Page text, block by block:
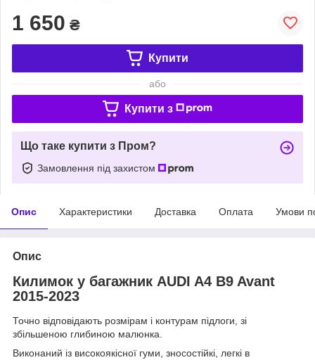
1 650 ₴
Купити
або
Купити з
Що таке купити з Пром?
Замовлення під захистом
Опис Характеристики Доставка Оплата Умови
Опис
Килимок у багажник AUDI A4 B9 Avant
2015-2023
Точно відповідають розмірам і контурам підлоги, зі
збільшеною глибиною малюнка.
Виконаний із високоякісної гуми, зносостійкі, легкі в